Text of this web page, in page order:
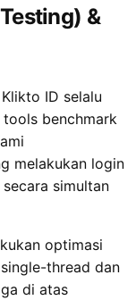
&
ID selalu
benchmark
melakukan login
simultan
optimasi
thread dan
di atas